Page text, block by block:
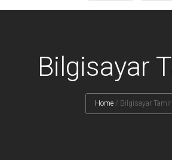
Bilgisayar
Home / Bilgisayar Tamiri